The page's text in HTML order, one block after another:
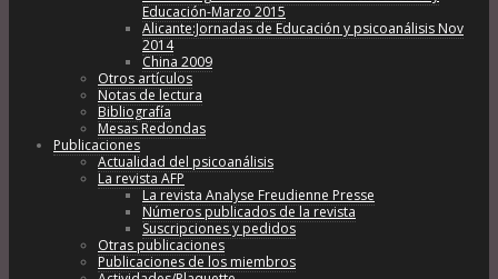
Educación-Marzo 2015
Alicante:Jornadas de Educación y psicoanálisis Nov
2014
China 2009
Otros artículos
Notas de lectura
Bibliografía
Mesas Redondas
Publicaciones
Actualidad del psicoanálisis
La revista AFP
La revista Analyse Freudienne Presse
Números publicados de la revista
Suscripciones y pedidos
Otras publicaciones
Publicaciones de los miembros